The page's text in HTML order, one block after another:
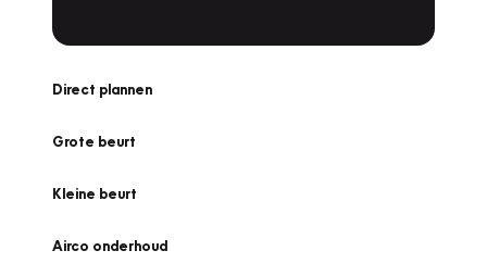
Direct plannen
Grote beurt
Kleine beurt
Airco onderhoud